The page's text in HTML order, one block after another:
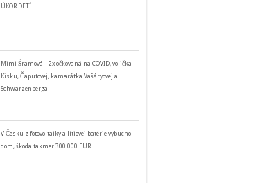
ÚKOR DETÍ
Mimi Šramová – 2x očkovaná na COVID, volička
Kisku, Čaputovej, kamarátka Vašáryovej a
Schwarzenberga
V Česku z fotovoltaiky a lítiovej batérie vybuchol
dom, škoda takmer 300 000 EUR